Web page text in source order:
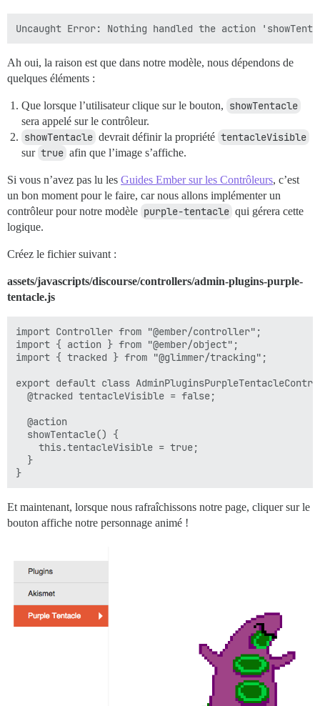
Ah oui, la raison est que dans notre modèle, nous dépendons de
quelques éléments :
Que lorsque l’utilisateur clique sur le bouton, showTentacle
sera appelé sur le contrôleur.
showTentacle devrait définir la propriété tentacleVisible
sur true afin que l’image s’affiche.
Si vous n’avez pas lu les Guides Ember sur les Contrôleurs, c’est
un bon moment pour le faire, car nous allons implémenter un
contrôleur pour notre modèle purple-tentacle qui gérera cette
logique.
Créez le fichier suivant :
assets/javascripts/discourse/controllers/admin-plugins-purple-
tentacle.js
import Controller from "@ember/controller";
import { action } from "@ember/object";
import { tracked } from "@glimmer/tracking";
export default class
  @tracked tentacleVisible = false;
  @action
  showTentacle() {
    this.tentacleVisible = true;
  }
Et maintenant, lorsque nous rafraîchissons notre page, cliquer sur le
bouton affiche notre personnage animé !